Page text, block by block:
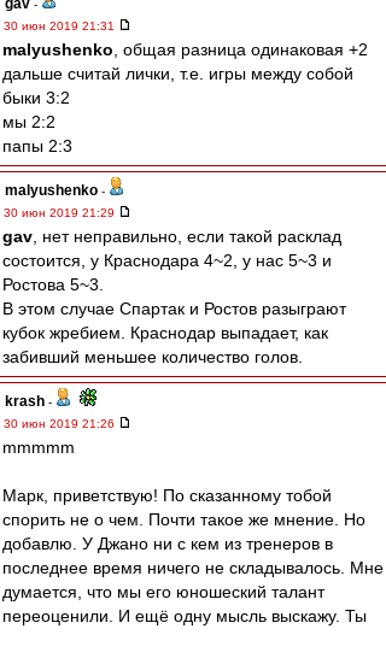
gav -
30 июн 2019 21:31
malyushenko , общая разница одинаковая +2
дальше считай лички, т.е. игры между собой
быки 3:2
мы 2:2
папы 2:3
malyushenko -
30 июн 2019 21:29
gav , нет неправильно, если такой расклад
состоится, у Краснодара 4~2, у нас 5~3 и
Ростова 5~3.
В этом случае Спартак и Ростов разыграют
кубок жребием. Краснодар выпадает, как
забивший меньшее количество голов.
krash -
30 июн 2019 21:26
mmmmm
Марк, приветствую! По сказанному тобой
спорить не о чем. Почти такое же мнение. Но
добавлю. У Джано ни с кем из тренеров в
последнее время ничего не складывалось. Мне
думается, что мы его юношеский талант
переоценили. И ещё одну мысль выскажу. Ты